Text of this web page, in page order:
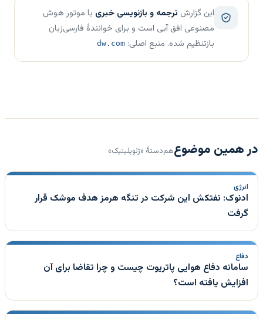
این گزارش ترجمه و بازنویسی خبری با موتور هوش
مصنوعی افق آبی است و برای خوانندهٔ فارسی‌زبان
بازتنظیم شده. منبع اصلی: dw.com
در همین موضوعهم‌دستهٔ «ژئوپلیتیک»
انرژی
ادنوک: نفتکش این شرکت در تنگه هرمز هدف موشک قرار
گرفت
دفاع
سامانه دفاع هوایی پاتریوت چیست و چرا تقاضا برای آن
افزایش یافته است؟